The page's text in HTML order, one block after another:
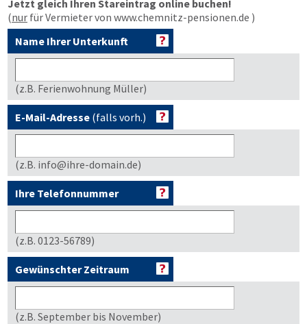
Jetzt gleich Ihren Stareintrag online buchen!
(nur für Vermieter von www.chemnitz-pensionen.de )
Name Ihrer Unterkunft
(z.B. Ferienwohnung Müller)
E-Mail-Adresse (falls vorh.)
(z.B. info@ihre-domain.de)
Ihre Telefonnummer
(z.B. 0123-56789)
Gewünschter Zeitraum
(z.B. September bis November)